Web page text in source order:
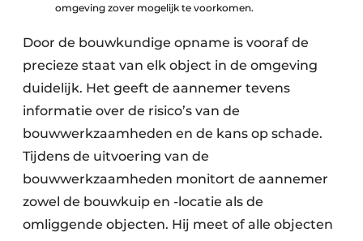
omgeving zover mogelijk te voorkomen.
Door de bouwkundige opname is vooraf de
precieze staat van elk object in de omgeving
duidelijk. Het geeft de aannemer tevens
informatie over de risico’s van de
bouwwerkzaamheden en de kans op schade.
Tijdens de uitvoering van de
bouwwerkzaamheden monitort de aannemer
zowel de bouwkuip en -locatie als de
omliggende objecten. Hij meet of alle objecten